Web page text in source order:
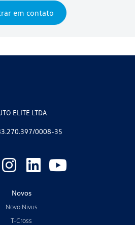
em contato
ELITE LTDA
0008-35
Novos
Novo Nivus
T-Cross